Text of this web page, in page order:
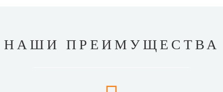
НАШИ ПРЕИМУЩЕСТВА